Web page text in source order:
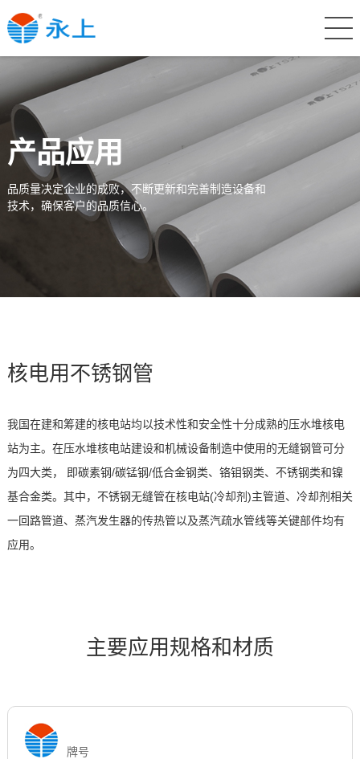
产品应用
品质量决定企业的成败，不断更新和完善制造设备和
技术，确保客户的品质信心。
核电用不锈钢管
我国在建和筹建的核电站均以技术性和安全性十分成熟的压水堆核电
站为主。在压水堆核电站建设和机械设备制造中使用的无缝钢管可分
为四大类， 即碳素钢/碳锰钢/低合金钢类、铬钼钢类、不锈钢类和镍
基合金类。其中，不锈钢无缝管在核电站(冷却剂)主管道、冷却剂相关
一回路管道、蒸汽发生器的传热管以及蒸汽疏水管线等关键部件均有
应用。
主要应用规格和材质
牌号